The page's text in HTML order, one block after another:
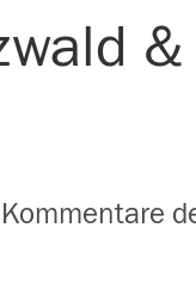
Kommentare